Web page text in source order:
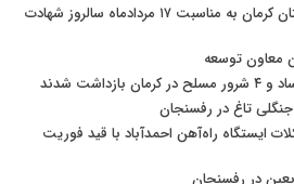
پیام رئیس کل دادگستری استان کرمان به مناسبت ۱۷ مردادماه سالروز شهادت
معاون توسعه
تاغ در رفسنجان
ایستگاه راه‌آهن احمدآباد با قید فوریت
در رفسنجان